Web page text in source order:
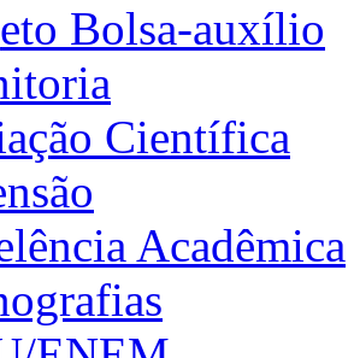
Bolsa-auxílio
Científica
Acadêmica